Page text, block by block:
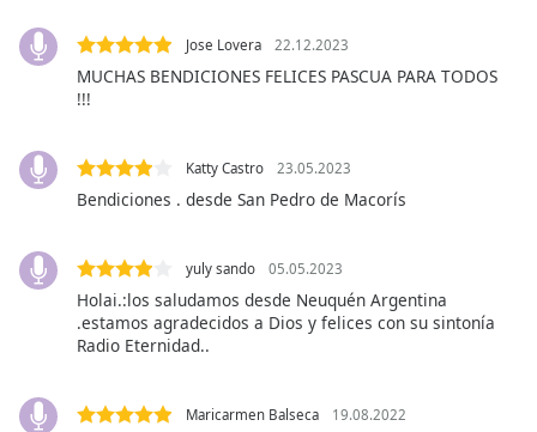
selected
Picture-
in-
Picture
Beginning
Jose Lovera 22.12.2023
MUCHAS BENDICIONES FELICES PASCUA PARA TODOS
!!!
Katty Castro 23.05.2023
Bendiciones . desde San Pedro de Macorís
yuly sando 05.05.2023
Holai.:los saludamos desde Neuquén Argentina
.estamos agradecidos a Dios y felices con su sintonía
Radio Eternidad..
Maricarmen Balseca 19.08.2022